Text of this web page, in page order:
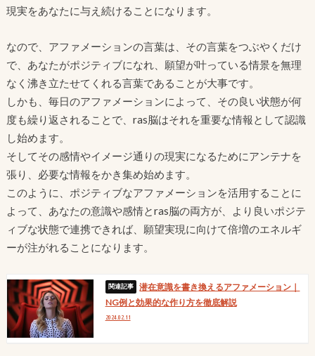
現実をあなたに与え続けることになります。
なので、アファメーションの言葉は、その言葉をつぶやくだけ
で、あなたがポジティブになれ、願望が叶っている情景を無理
なく沸き立たせてくれる言葉であることが大事です。
しかも、毎日のアファメーションによって、その良い状態が何
度も繰り返されることで、ras脳はそれを重要な情報として認識
し始めます。
そしてその感情やイメージ通りの現実になるためにアンテナを
張り、必要な情報をかき集め始めます。
このように、ポジティブなアファメーションを活用することに
よって、あなたの意識や感情とras脳の両方が、より良いポジテ
ィブな状態で連携できれば、願望実現に向けて倍増のエネルギ
ーが注がれることになります。
潜在意識を書き換えるアファメーション｜
NG例と効果的な作り方を徹底解説
2024.02.11